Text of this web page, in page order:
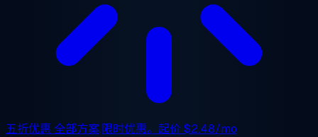
五折优惠 全部方案,限时优惠。起价$2.48/mo